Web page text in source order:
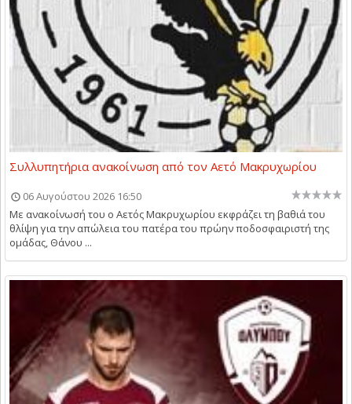
Συλλυπητήρια ανακοίνωση από τον Αετό Μακρυχωρίου
06 Αυγούστου 2026 16:50
Με ανακοίνωσή του ο Αετός Μακρυχωρίου εκφράζει τη βαθιά του
θλίψη για την απώλεια του πατέρα του πρώην ποδοσφαιριστή της
ομάδας, Θάνου ...